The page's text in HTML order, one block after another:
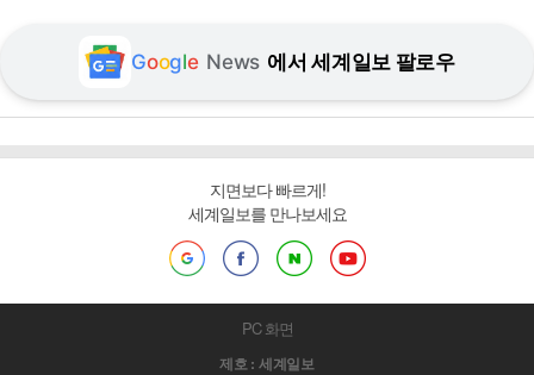
Google News 에서 세계일보 팔로우
지면보다 빠르게!
세계일보를 만나보세요
PC 화면
제호 : 세계일보